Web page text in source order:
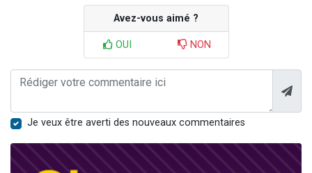
Avez-vous aimé ?
OUI NON
Je veux être averti des nouveaux commentaires